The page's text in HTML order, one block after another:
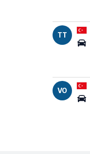
TT
VO